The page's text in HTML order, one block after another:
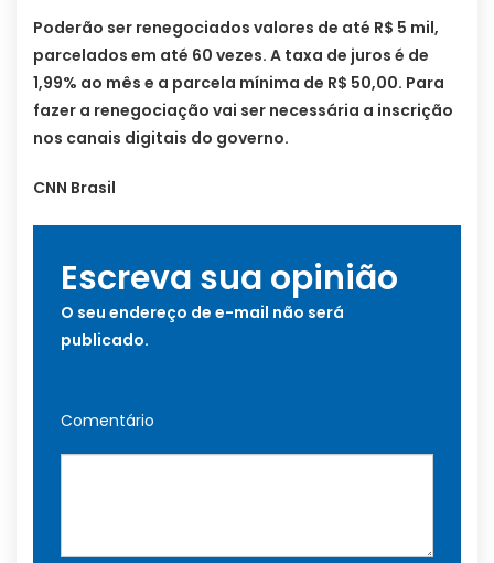
Poderão ser renegociados valores de até R$ 5 mil,
parcelados em até 60 vezes. A taxa de juros é de
1,99% ao mês e a parcela mínima de R$ 50,00. Para
fazer a renegociação vai ser necessária a inscrição
nos canais digitais do governo.
CNN Brasil
Escreva sua opinião
O seu endereço de e-mail não será
publicado.
Comentário